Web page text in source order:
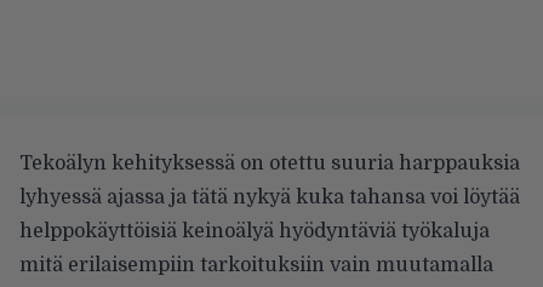
Tekoälyn kehityksessä on otettu suuria harppauksia
lyhyessä ajassa ja tätä nykyä kuka tahansa voi löytää
helppokäyttöisiä keinoälyä hyödyntäviä työkaluja
mitä erilaisempiin tarkoituksiin vain muutamalla